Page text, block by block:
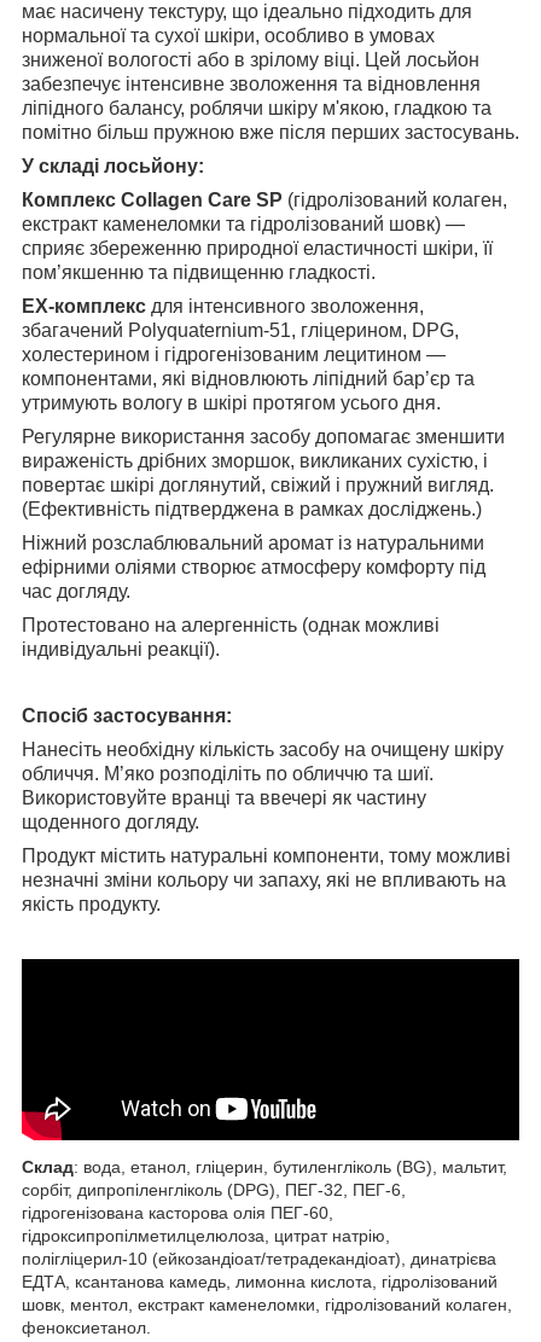
має насичену текстуру, що ідеально підходить для
нормальної та сухої шкіри, особливо в умовах
зниженої вологості або в зрілому віці. Цей лосьйон
забезпечує інтенсивне зволоження та відновлення
ліпідного балансу, роблячи шкіру м'якою, гладкою та
помітно більш пружною вже після перших застосувань.
У складі лосьйону:
Комплекс Collagen Care SP (гідролізований колаген,
екстракт каменеломки та гідролізований шовк) —
сприяє збереженню природної еластичності шкіри, її
пом’якшенню та підвищенню гладкості.
EX-комплекс для інтенсивного зволоження,
збагачений Polyquaternium-51, гліцерином, DPG,
холестерином і гідрогенізованим лецитином —
компонентами, які відновлюють ліпідний бар’єр та
утримують вологу в шкірі протягом усього дня.
Регулярне використання засобу допомагає зменшити
вираженість дрібних зморшок, викликаних сухістю, і
повертає шкірі доглянутий, свіжий і пружний вигляд.
(Ефективність підтверджена в рамках досліджень.)
Ніжний розслаблювальний аромат із натуральними
ефірними оліями створює атмосферу комфорту під
час догляду.
Протестовано на алергенність (однак можливі
індивідуальні реакції).
Спосіб застосування:
Нанесіть необхідну кількість засобу на очищену шкіру
обличчя. М’яко розподіліть по обличчю та шиї.
Використовуйте вранці та ввечері як частину
щоденного догляду.
Продукт містить натуральні компоненти, тому можливі
незначні зміни кольору чи запаху, які не впливають на
якість продукту.
Склад: вода, етанол, гліцерин, бутиленгліколь (BG), мальтит,
сорбіт, дипропіленгліколь (DPG), ПЕГ-32, ПЕГ-6,
гідрогенізована касторова олія ПЕГ-60,
гідроксипропілметилцелюлоза, цитрат натрію,
полігліцерил-10 (ейкозандіоат/тетрадекандіоат), динатрієва
ЕДТА, ксантанова камедь, лимонна кислота, гідролізований
шовк, ментол, екстракт каменеломки, гідролізований колаген,
феноксиетанол.